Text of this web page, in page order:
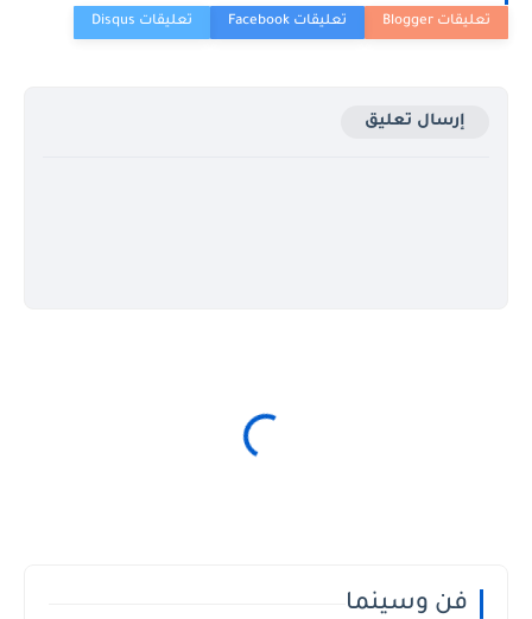
إرسال تعليق
فن وسينما